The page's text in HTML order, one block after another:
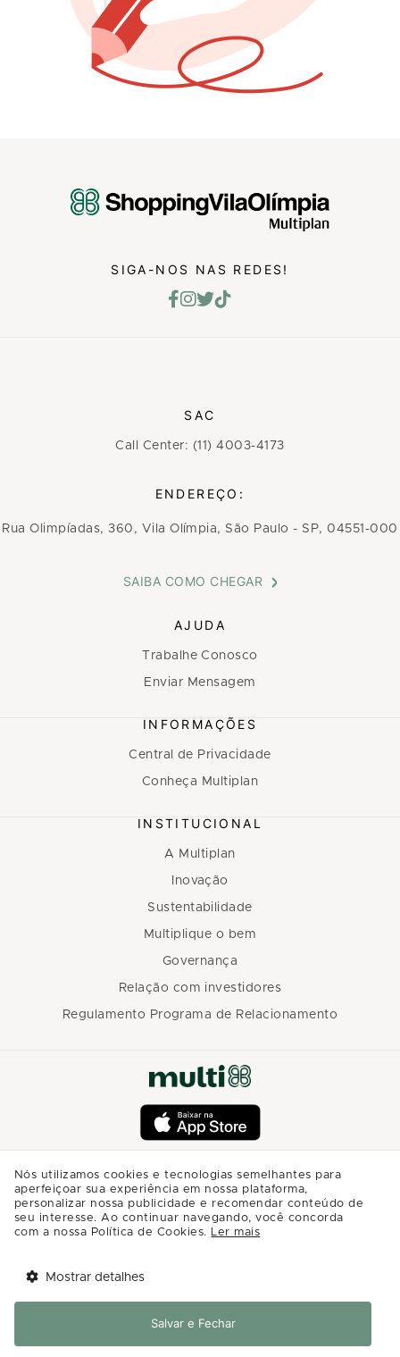
SIGA-NOS NAS REDES!
SAC
Call Center: (11) 4003-4173
ENDEREÇO:
Rua Olimpíadas, 360, Vila Olímpia, São Paulo - SP, 04551-000
SAIBA COMO CHEGAR
AJUDA
Trabalhe Conosco
Enviar Mensagem
INFORMAÇÕES
Central de Privacidade
Conheça Multiplan
INSTITUCIONAL
A Multiplan
Inovação
Sustentabilidade
Multiplique o bem
Governança
Relação com investidores
Regulamento Programa de Relacionamento
Nós utilizamos cookies e tecnologias semelhantes para
aperfeiçoar sua experiência em nossa plataforma,
personalizar nossa publicidade e recomendar conteúdo de
seu interesse. Ao continuar navegando, você concorda
com a nossa Política de Cookies. Ler mais
Mostrar detalhes
Salvar e Fechar
Baixe agora o app Multi
Abrir